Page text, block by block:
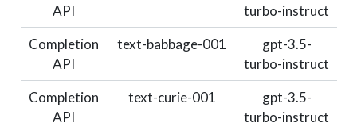
API
turbo-instruct
Completion
API
text-babbage-001
gpt-3.5-
turbo-instruct
Completion
API
text-curie-001
gpt-3.5-
turbo-instruct